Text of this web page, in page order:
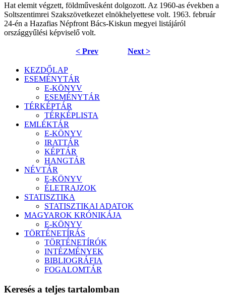
Hat elemit végzett, földművesként dolgozott. Az 1960-as években a
Soltszentimrei Szakszövetkezet elnökhelyettese volt. 1963. február
24-én a Hazafias Népfront Bács-Kiskun megyei listájáról
országgyűlési képviselő volt.
< Prev Next >
KEZDŐLAP
ESEMÉNYTÁR
E-KÖNYV
ESEMÉNYTÁR
TÉRKÉPTÁR
TÉRKÉPLISTA
EMLÉKTÁR
E-KÖNYV
IRATTÁR
KÉPTÁR
HANGTÁR
NÉVTÁR
E-KÖNYV
ÉLETRAJZOK
STATISZTIKA
STATISZTIKAI ADATOK
MAGYAROK KRÓNIKÁJA
E-KÖNYV
TÖRTÉNETÍRÁS
TÖRTÉNETÍRÓK
INTÉZMÉNYEK
BIBLIOGRÁFIA
FOGALOMTÁR
Keresés a teljes tartalomban